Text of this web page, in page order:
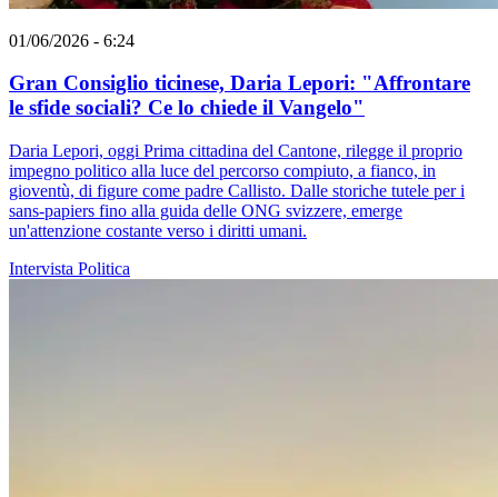
01/06/2026 - 6:24
Gran Consiglio ticinese, Daria Lepori: "Affrontare
le sfide sociali? Ce lo chiede il Vangelo"
Daria Lepori, oggi Prima cittadina del Cantone, rilegge il proprio
impegno politico alla luce del percorso compiuto, a fianco, in
gioventù, di figure come padre Callisto. Dalle storiche tutele per i
sans-papiers fino alla guida delle ONG svizzere, emerge
un'attenzione costante verso i diritti umani.
Intervista Politica